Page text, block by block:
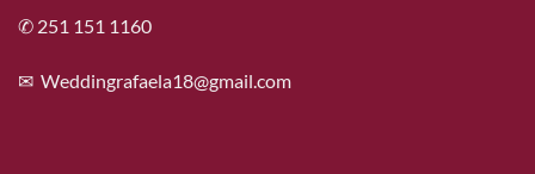
✆ 251 151 1160
✉ Weddingrafaela18@gmail.com